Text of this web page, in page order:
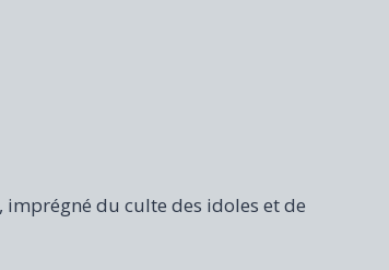
du culte des idoles et de